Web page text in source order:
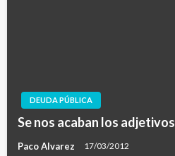
DEUDA PÚBLICA
Se nos acaban los adjetivos
Paco Alvarez 17/03/2012